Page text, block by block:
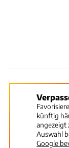
künftig
angezeigt
Auswahl
Google